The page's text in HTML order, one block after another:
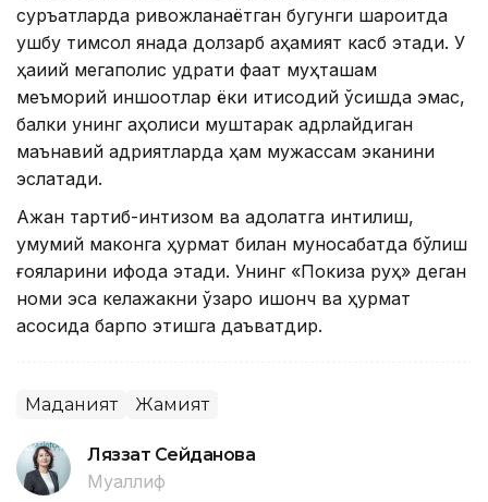
суръатларда ривожланаётган бугунги шароитда
ушбу тимсол янада долзарб аҳамият касб этади. У
ҳақиқий мегаполис қудрати фақат муҳташам
меъморий иншоотлар ёки иқтисодий ўсишда эмас,
балки унинг аҳолиси муштарак қадрлайдиган
маънавий қадриятларда ҳам мужассам эканини
эслатади.
Ақжан тартиб-интизом ва адолатга интилиш,
умумий маконга ҳурмат билан муносабатда бўлиш
ғояларини ифода этади. Унинг «Покиза руҳ» деган
номи эса келажакни ўзаро ишонч ва ҳурмат
асосида барпо этишга даъватдир.
Маданият Жамият
Ляззат Сейданова
Муаллиф